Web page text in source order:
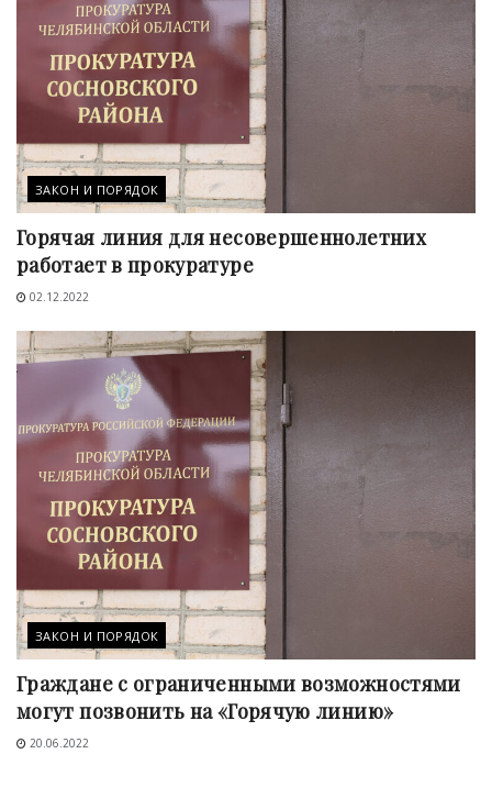
ЗАКОН И ПОРЯДОК
Горячая линия для несовершеннолетних
работает в прокуратуре
02.12.2022
ЗАКОН И ПОРЯДОК
Граждане с ограниченными возможностями
могут позвонить на «Горячую линию»
20.06.2022